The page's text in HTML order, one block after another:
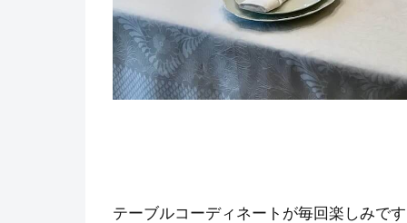
テーブルコーディネートが毎回楽しみで